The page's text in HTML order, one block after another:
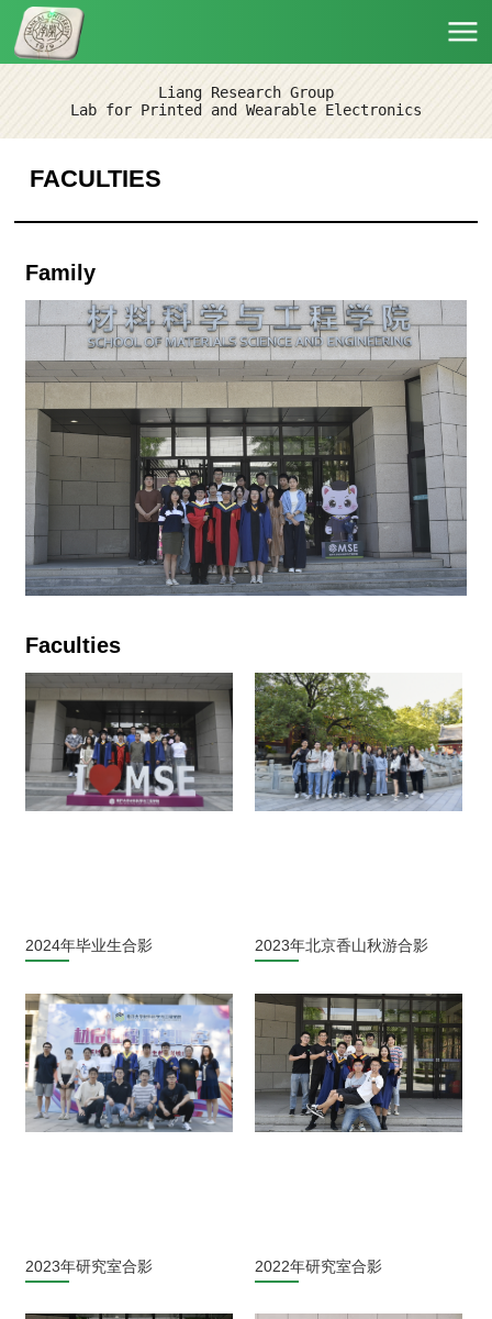
Liang Research Group
Lab for Printed and Wearable Electronics
FACULTIES
Family
Faculties
2024年毕业生合影 2023年北京香山秋游合影
2023年研究室合影 2022年研究室合影